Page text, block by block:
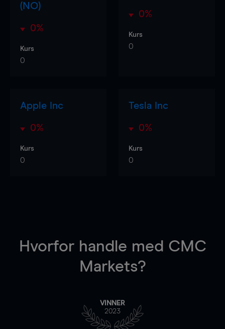
(NO)
0%
Kurs
0
0%
Kurs
0
Apple Inc
0%
Kurs
0
Tesla Inc
0%
Kurs
0
Hvorfor handle med CMC
Markets?
VINNER
2023